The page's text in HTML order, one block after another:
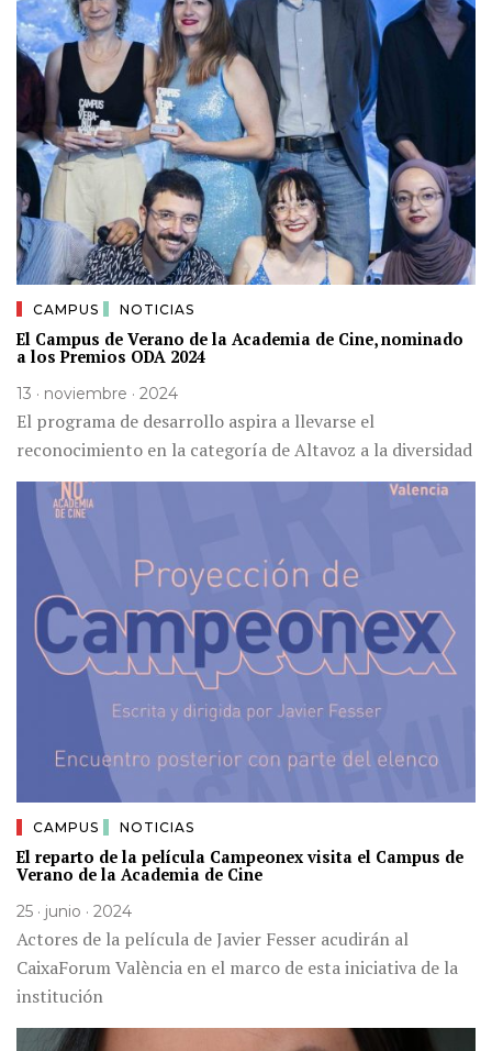
CAMPUS NOTICIAS
El Campus de Verano de la Academia de Cine, nominado
a los Premios ODA 2024
13 · noviembre · 2024
El programa de desarrollo aspira a llevarse el
reconocimiento en la categoría de Altavoz a la diversidad
CAMPUS NOTICIAS
El reparto de la película Campeonex visita el Campus de
Verano de la Academia de Cine
25 · junio · 2024
Actores de la película de Javier Fesser acudirán al
CaixaForum València en el marco de esta iniciativa de la
institución